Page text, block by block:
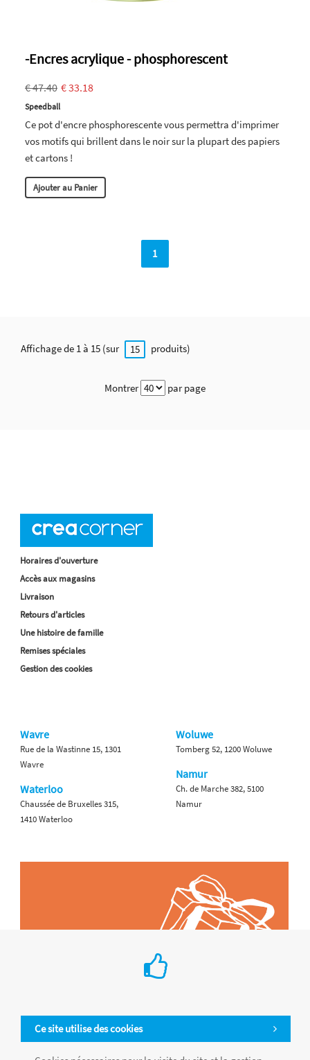
-Encres acrylique - phosphorescent
€ 47.40 € 33.18
Speedball
Ce pot d'encre phosphorescente vous permettra d'imprimer
vos motifs qui brillent dans le noir sur la plupart des papiers
et cartons !
Ajouter au Panier
1
Affichage de 1 à 15 (sur 15 produits)
Montrer par page
Ce site utilise des cookies
Horaires d'ouverture
Accès aux magasins
Livraison
Retours d'articles
Une histoire de famille
Remises spéciales
Gestion des cookies
Wavre
Rue de la Wastinne 15, 1301
Wavre
Waterloo
Chaussée de Bruxelles 315,
1410 Waterloo
Woluwe
Tomberg 52, 1200 Woluwe
Namur
Ch. de Marche 382, 5100
Namur